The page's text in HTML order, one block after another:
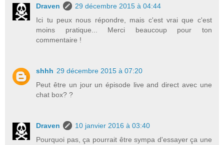
Draven
29 décembre 2015 à 04:44
Ici tu peux nous répondre, mais c'est vrai que c'est
moins pratique... Merci beaucoup pour ton
commentaire !
shhh 29 décembre 2015 à 07:20
Peut être un jour un épisode live and direct avec une
chat box? ?
Draven
10 janvier 2016 à 03:40
Pourquoi pas, ça pourrait être sympa d'essayer ça une